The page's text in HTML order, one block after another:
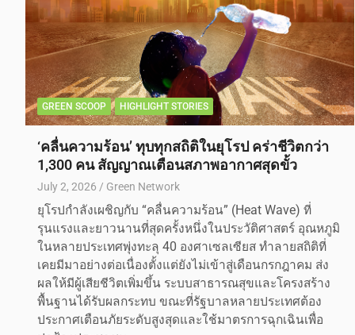
GREEN SCOOP HIGHLIGHT STORIES
‘คลื่นความร้อน’ ทุบทุกสถิติในยุโรป คร่าชีวิตกว่า
1,300 คน สัญญาณเตือนสภาพอากาศสุดขั้ว
July 2, 2026 Green Network
ยุโรปกำลังเผชิญกับ “คลื่นความร้อน” (Heat Wave) ที่
รุนแรงและยาวนานที่สุดครั้งหนึ่งในประวัติศาสตร์ อุณหภูมิ
ในหลายประเทศพุ่งทะลุ 40 องศาเซลเซียส ทำลายสถิติที่
เคยมีมาอย่างต่อเนื่องตั้งแต่ยังไม่เข้าสู่เดือนกรกฎาคม ส่ง
ผลให้มีผู้เสียชีวิตเพิ่มขึ้น ระบบสาธารณสุขและโครงสร้าง
พื้นฐานได้รับผลกระทบ ขณะที่รัฐบาลหลายประเทศต้อง
ประกาศเตือนภัยระดับสูงสุดและใช้มาตรการฉุกเฉินเพื่อ